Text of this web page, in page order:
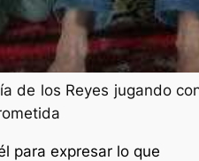
de los Reyes jugando
para expresar lo que